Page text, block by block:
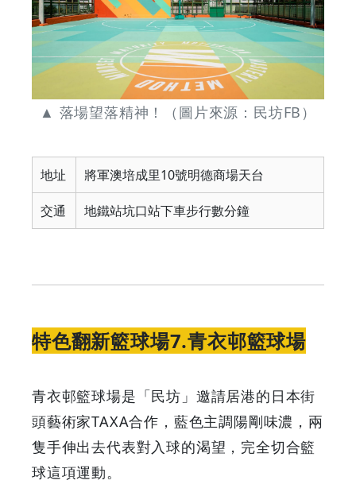
▲ 落場望落精神！（圖片來源：民坊FB）
地址 將軍澳培成里10號明德商場天台
交通 地鐵站坑口站下車步行數分鐘
特色翻新籃球場7.青衣邨籃球場
青衣邨籃球場是「民坊」邀請居港的日本街
頭藝術家TAXA合作，藍色主調陽剛味濃，兩
隻手伸出去代表對入球的渴望，完全切合籃
球這項運動。